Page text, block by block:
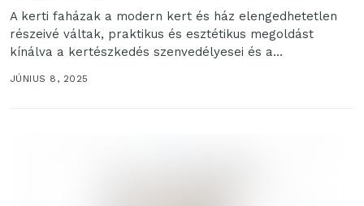
A kerti faházak a modern kert és ház elengedhetetlen
részeivé váltak, praktikus és esztétikus megoldást
kínálva a kertészkedés szenvedélyesei és a
rendmániások számára...
JÚNIUS 8, 2025